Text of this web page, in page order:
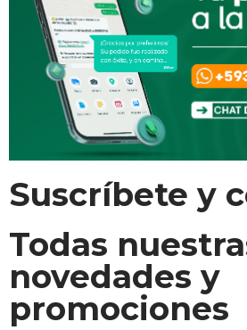
Suscríbete y
Todas
novedades y
promociones